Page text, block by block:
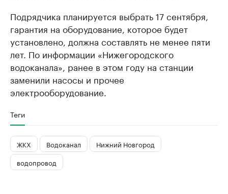
Подрядчика планируется выбрать 17 сентября,
гарантия на оборудование, которое будет
установлено, должна составлять не менее пяти
лет. По информации «Нижегородского
водоканала», ранее в этом году на станции
заменили насосы и прочее
электрооборудование.
Теги
ЖКХ Водоканал
Нижний Новгород
водопровод